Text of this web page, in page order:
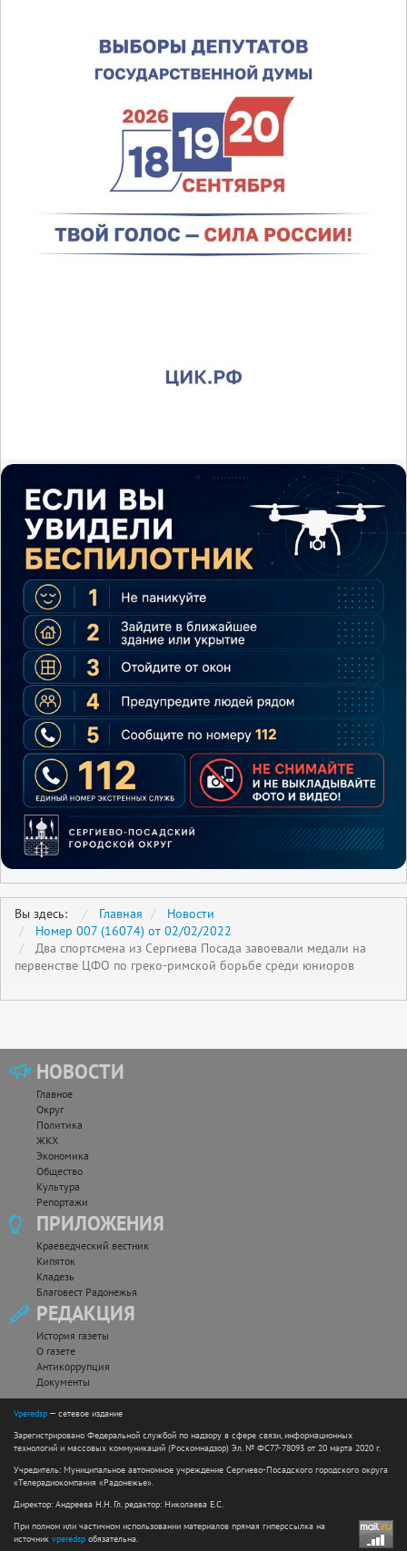
Вы здесь: Главная
Новости
Номер 007 (16074) от 02/02/2022
Два спортсмена из Сергиева Посада завоевали медали на
первенстве ЦФО по греко-римской борьбе среди юниоров
НОВОСТИ
Главное
Округ
Политика
ЖКХ
Экономика
Общество
Культура
Репортажи
ПРИЛОЖЕНИЯ
Краеведческий вестник
Кипяток
Кладезь
Благовест Радонежья
РЕДАКЦИЯ
История газеты
О газете
Антикоррупция
Документы
Vperedsp — сетевое издание
Зарегистрировано Федеральной службой по надзору в сфере связи, информационных
технологий и массовых коммуникаций (Роскомнадзор) Эл. № ФС77-78093 от 20 марта 2020 г.
Учредитель: Муниципальное автономное учреждение Сергиево-Посадского городского округа
«Телерадиокомпания «Радонежье».
Директор: Андреева Н.Н. Гл. редактор: Николаева Е.С.
При полном или частичном использовании материалов прямая гиперссылка на
источник vperedsp обязательна.